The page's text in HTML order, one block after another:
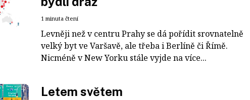
1 minuta čtení
Levněji než v centru Prahy se dá pořídit srovnatelně
velký byt ve Varšavě, ale třeba i Berlíně či Římě.
Nicméně v New Yorku stále vyjde na více...
Letem světem